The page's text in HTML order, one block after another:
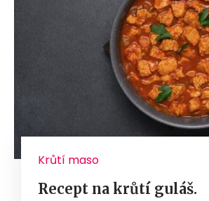
Krůtí maso
Recept na krůtí guláš.